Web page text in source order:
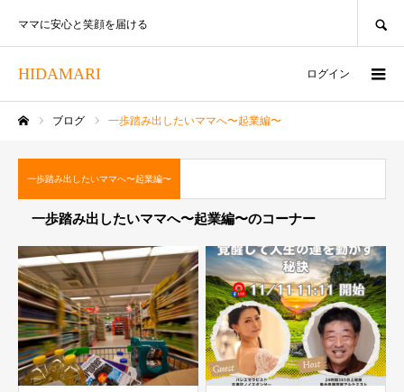
HIDAMARI
ママに安心と笑顔を届ける
ログイン
ブログ 一歩踏み出したいママへ〜起業編〜
一歩踏み出したいママへ〜起業編〜
一歩踏み出したいママへ〜起業編〜のコーナー